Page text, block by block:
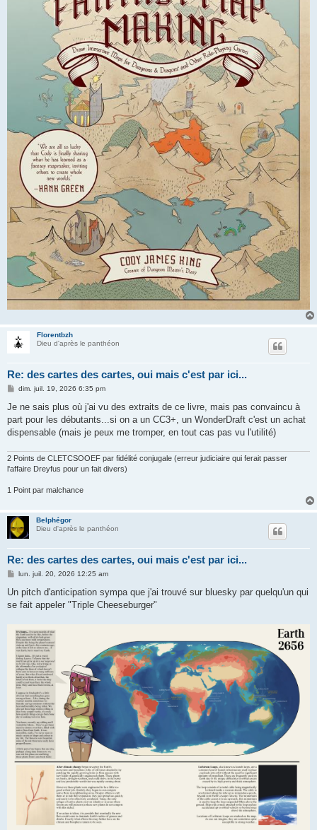
Florentbzh
Dieu d'après le panthéon
Re: des cartes des cartes, oui mais c'est par ici...
M
s
a
g
e
dim. juil. 19, 2026 6:35 pm
Je ne sais plus où j'ai vu des extraits de ce livre, mais pas convaincu à
part pour les débutants...si on a un CC3+, un WonderDraft c'est un achat
dispensable (mais je peux me tromper, en tout cas pas vu l'utilité)
2 Points de CLETCSOOEF par fidélité conjugale (erreur judiciaire qui ferait passer
l'affaire Dreyfus pour un fait divers)
1 Point par malchance
Belphégor
Dieu d'après le panthéon
Re: des cartes des cartes, oui mais c'est par ici...
M
s
a
lun. juil. 20, 2026 12:25 am
Un pitch d'anticipation sympa que j'ai trouvé sur bluesky par quelqu'un qui
se fait appeler "Triple Cheeseburger"